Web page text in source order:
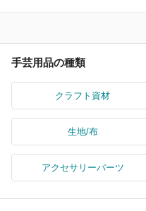
手芸用品の種類
クラフト資材
生地/布
アクセサリーパーツ